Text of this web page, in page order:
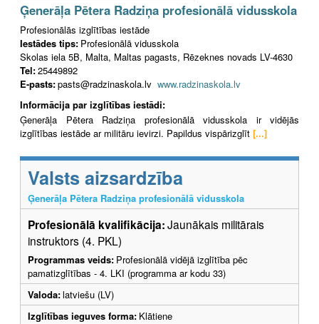
Ģenerāļa Pētera Radziņa profesionālā vidusskola
Profesionālās izglītības iestāde
Iestādes tips: Profesionālā vidusskola
Skolas iela 5B, Malta, Maltas pagasts, Rēzeknes novads LV-4630
Tel:25449892
E-pasts:pasts@radzinaskola.lv www.radzinaskola.lv
Informācija par izglītības iestādi:
Ģenerāļa Pētera Radziņa profesionālā vidusskola ir vidējās
izglītības iestāde ar militāru ievirzi. Papildus vispārizglīt [...]
Valsts aizsardzība
Ģenerāļa Pētera Radziņa profesionālā vidusskola
Profesionālā kvalifikācija:Jaunākais militārais
instruktors (4. PKL)
Programmas veids: Profesionālā vidējā izglītība pēc
pamatizglītības - 4. LKI (programma ar kodu 33)
Valoda:latviešu (LV)
Izglītības ieguves forma: Klātiene